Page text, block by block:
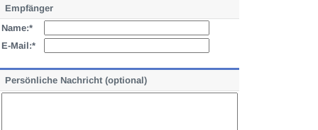
Empfänger
Name:*
E-Mail:*
Persönliche Nachricht (optional)